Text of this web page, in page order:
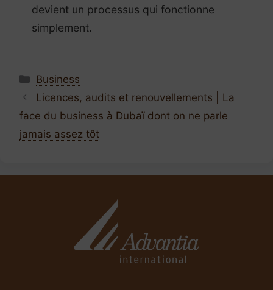
devient un processus qui fonctionne
simplement.
Business
Licences, audits et renouvellements | La
face du business à Dubaï dont on ne parle
jamais assez tôt